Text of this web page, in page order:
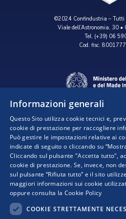
©2024 Confindustria –
Viale dell’Astronomia, 30 •
Tel. (+39) 06
Cod. fisc.
Progetto
Informazioni generali
Questo Sito utilizza cookie tecnici e,
cookie di prestazione per raccogliere
Può gestire le impostazioni relative ai
indicate di seguito o cliccando su
Cliccando sul pulsante "Accetta tutto",
cookie di prestazione. Se, invece, non
sul pulsante “Rifiuta tutto” e il sito
maggiori informazioni sui cookie
oppure consulta la Cookie Policy
COOKIE STRETTAMENTE